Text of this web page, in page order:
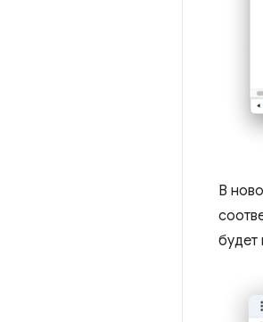
В
будет